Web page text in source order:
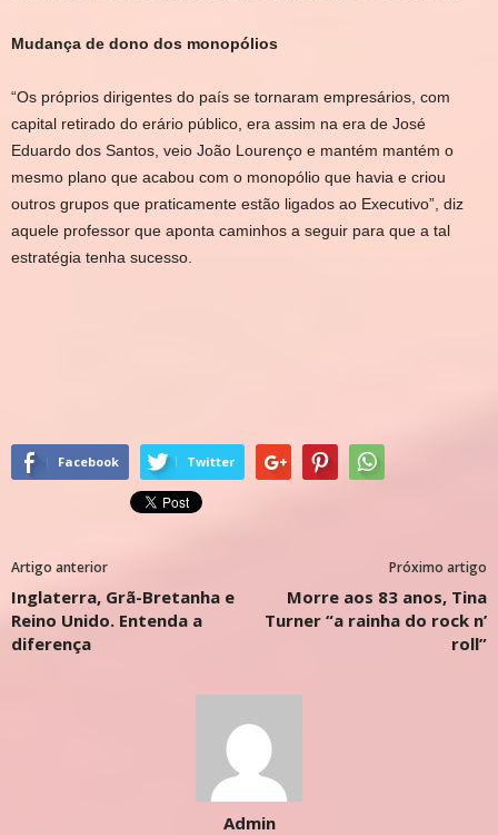
Mudança de dono dos monopólios
“Os próprios dirigentes do país se tornaram empresários, com
capital retirado do erário público, era assim na era de José
Eduardo dos Santos, veio João Lourenço e mantém mantém o
mesmo plano que acabou com o monopólio que havia e criou
outros grupos que praticamente estão ligados ao Executivo”, diz
aquele professor que aponta caminhos a seguir para que a tal
estratégia tenha sucesso.
Facebook Twitter
Artigo anterior
Inglaterra, Grã-Bretanha e
Reino Unido. Entenda a
diferença
Próximo artigo
Morre aos 83 anos, Tina
Turner “a rainha do rock n’
roll”
Admin